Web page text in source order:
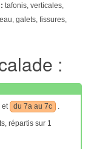
tafonis, verticales,
galets, fissures,
:
et du 7a au 7c .
répartis sur 1